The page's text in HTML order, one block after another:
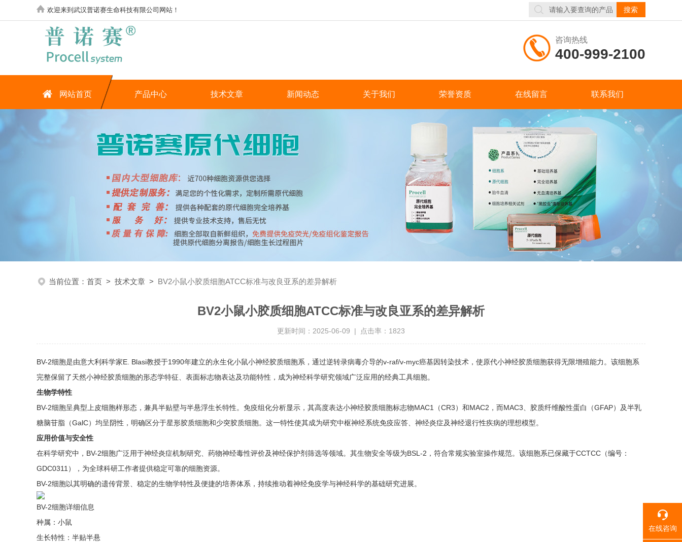
欢迎来到武汉普诺赛生命科技有限公司网站！
咨询热线
400-999-2100
网站首页 产品中心 技术文章 新闻动态 关于我们 荣誉资质 在线留言 联系我们
当前位置： 首页 > 技术文章 > BV2小鼠小胶质细胞ATCC标准与改良亚系的差异解析
BV2小鼠小胶质细胞ATCC标准与改良亚系的差异解析
更新时间：2025-06-09 | 点击率：1823
BV-2细胞是由意大利科学家E. Blasi教授于1990年建立的永生化小鼠小神经胶质细胞系，通过逆转录病毒介导的v-raf/v-myc癌基因转染技术，使原代小神经胶质细胞获得无限增殖能力。该细胞系
完整保留了天然小神经胶质细胞的形态学特征、表面标志物表达及功能特性，成为神经科学研究领域广泛应用的经典工具细胞。
生物学特性
BV-2细胞呈典型上皮细胞样形态，兼具半贴壁与半悬浮生长特性。免疫组化分析显示，其高度表达小神经胶质细胞标志物MAC1（CR3）和MAC2，而MAC3、胶质纤维酸性蛋白（GFAP）及半乳
糖脑苷脂（GalC）均呈阴性，明确区分于星形胶质细胞和少突胶质细胞。这一特性使其成为研究中枢神经系统免疫应答、神经炎症及神经退行性疾病的理想模型。
应用价值与安全性
在科学研究中，BV-2细胞广泛用于神经炎症机制研究、药物神经毒性评价及神经保护剂筛选等领域。其生物安全等级为BSL-2，符合常规实验室操作规范。该细胞系已保藏于CCTCC（编号：
GDC0311），为全球科研工作者提供稳定可靠的细胞资源。
BV-2细胞以其明确的遗传背景、稳定的生物学特性及便捷的培养体系，持续推动着神经免疫学与神经科学的基础研究进展。
BV-2细胞详细信息
种属：小鼠
生长特性：半贴半悬
在线咨询